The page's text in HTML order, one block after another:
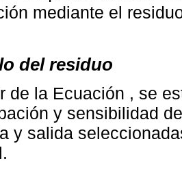
mediante el
del residuo
de la Ecuación , se
y sensibilidad
y salida